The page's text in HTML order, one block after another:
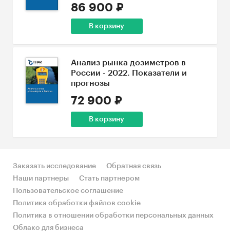
86 900 ₽
В корзину
Анализ рынка дозиметров в
России - 2022. Показатели и
прогнозы
72 900 ₽
В корзину
Заказать исследование
Обратная связь
Наши партнеры
Стать партнером
Пользовательское соглашение
Политика обработки файлов cookie
Политика в отношении обработки персональных данных
Облако для бизнеса